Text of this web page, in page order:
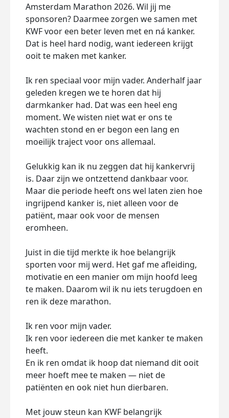
Amsterdam Marathon 2026. Wil jij me
sponsoren? Daarmee zorgen we samen met
KWF voor een beter leven met en ná kanker.
Dat is heel hard nodig, want iedereen krijgt
ooit te maken met kanker.
Ik ren speciaal voor mijn vader. Anderhalf jaar
geleden kregen we te horen dat hij
darmkanker had. Dat was een heel eng
moment. We wisten niet wat er ons te
wachten stond en er begon een lang en
moeilijk traject voor ons allemaal.
Gelukkig kan ik nu zeggen dat hij kankervrij
is. Daar zijn we ontzettend dankbaar voor.
Maar die periode heeft ons wel laten zien hoe
ingrijpend kanker is, niet alleen voor de
patiënt, maar ook voor de mensen
eromheen.
Juist in die tijd merkte ik hoe belangrijk
sporten voor mij werd. Het gaf me afleiding,
motivatie en een manier om mijn hoofd leeg
te maken. Daarom wil ik nu iets terugdoen en
ren ik deze marathon.
Ik ren voor mijn vader.
Ik ren voor iedereen die met kanker te maken
heeft.
En ik ren omdat ik hoop dat niemand dit ooit
meer hoeft mee te maken — niet de
patiënten en ook niet hun dierbaren.
Met jouw steun kan KWF belangrijk